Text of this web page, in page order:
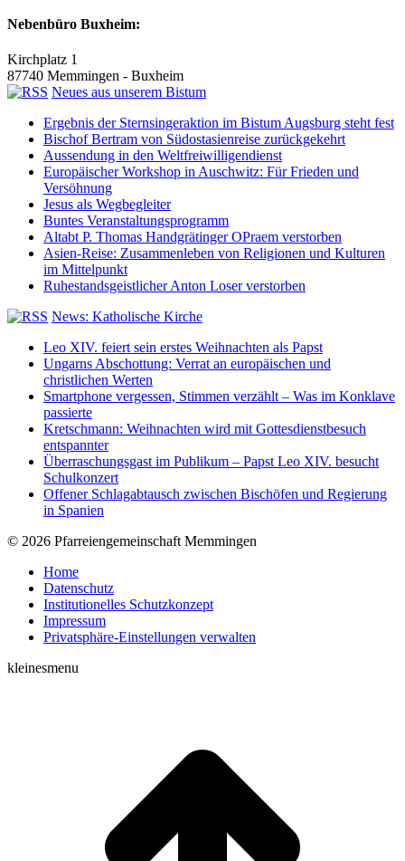
Nebenbüro Buxheim:
Kirchplatz 1
87740 Memmingen - Buxheim
Neues aus unserem Bistum
Ergebnis der Sternsingeraktion im Bistum Augsburg steht fest
Bischof Bertram von Südostasienreise zurückgekehrt
Aussendung in den Weltfreiwilligendienst
Europäischer Workshop in Auschwitz: Für Frieden und
Versöhnung
Jesus als Wegbegleiter
Buntes Veranstaltungsprogramm
Altabt P. Thomas Handgrätinger OPraem verstorben
Asien-Reise: Zusammenleben von Religionen und Kulturen
im Mittelpunkt
Ruhestandsgeistlicher Anton Loser verstorben
News: Katholische Kirche
Leo XIV. feiert sein erstes Weihnachten als Papst
Ungarns Abschottung: Verrat an europäischen und
christlichen Werten
Smartphone vergessen, Stimmen verzählt – Was im Konklave
passierte
Kretschmann: Weihnachten wird mit Gottesdienstbesuch
entspannter
Überraschungsgast im Publikum – Papst Leo XIV. besucht
Schulkonzert
Offener Schlagabtausch zwischen Bischöfen und Regierung
in Spanien
© 2026 Pfarreiengemeinschaft Memmingen
Home
Datenschutz
Institutionelles Schutzkonzept
Impressum
Privatsphäre-Einstellungen verwalten
kleinesmenu